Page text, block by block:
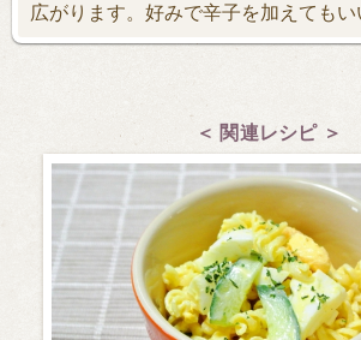
広がります。好みで辛子を加えてもい
＜ 関連レシピ ＞